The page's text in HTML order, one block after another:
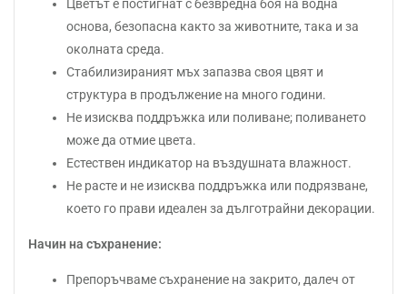
Цветът е постигнат с безвредна боя на водна
основа, безопасна както за животните, така и за
околната среда.
Стабилизираният мъх запазва своя цвят и
структура в продължение на много години.
Не изисква поддръжка или поливане; поливането
може да отмие цвета.
Естествен индикатор на въздушната влажност.
Не расте и не изисква поддръжка или подрязване,
което го прави идеален за дълготрайни декорации.
Начин на съхранение:
Препоръчваме съхранение на закрито, далеч от